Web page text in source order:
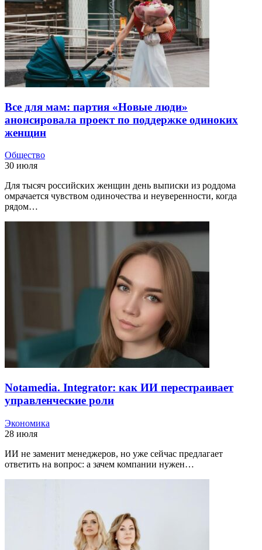
Все для мам: партия «Новые люди»
анонсировала проект по поддержке одиноких
женщин
Общество
30 июля
Для тысяч российских женщин день выписки из роддома
омрачается чувством одиночества и неуверенности, когда
рядом…
Notamedia. Integrator: как ИИ перестраивает
управленческие роли
Экономика
28 июля
ИИ не заменит менеджеров, но уже сейчас предлагает
ответить на вопрос: а зачем компании нужен…